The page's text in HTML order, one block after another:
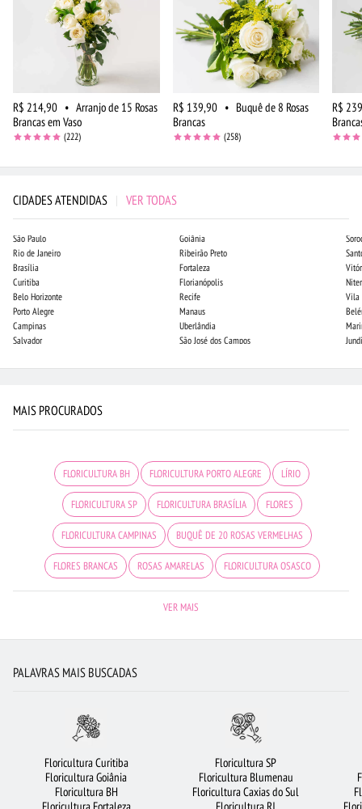
R$ 214,90 • Arranjo de 15 Rosas
Brancas em Vaso
(222)
R$ 139,90 • Buquê de 8 Rosas
Brancas
(258)
R$
CIDADES ATENDIDAS | VER TODAS
São Paulo
Rio de Janeiro
Brasília
Curitiba
Belo Horizonte
Porto Alegre
Campinas
Salvador
Goiânia
Ribeirão Preto
Fortaleza
Florianópolis
Recife
Manaus
Uberlândia
São José dos Campos
Vila
MAIS PROCURADOS
FLORICULTURA BH FLORICULTURA PORTO ALEGRE LÍRIO
FLORICULTURA SP FLORICULTURA BRASÍLIA FLORES
FLORICULTURA CAMPINAS BUQUÊ DE 20 ROSAS VERMELHAS
FLORES BRANCAS ROSAS AMARELAS FLORICULTURA OSASCO
FLORICULTURA SALVADOR URSO DE PELÚCIA
FLORICULTURA JOÃO PESSOA VIOLETA CESTA DE CHOCOLATE
VER MAIS
PALAVRAS MAIS BUSCADAS
Floricultura Curitiba
Floricultura Goiânia
Floricultura BH
Floricultura SP
Floricultura Blumenau
Floricultura Caxias do Sul